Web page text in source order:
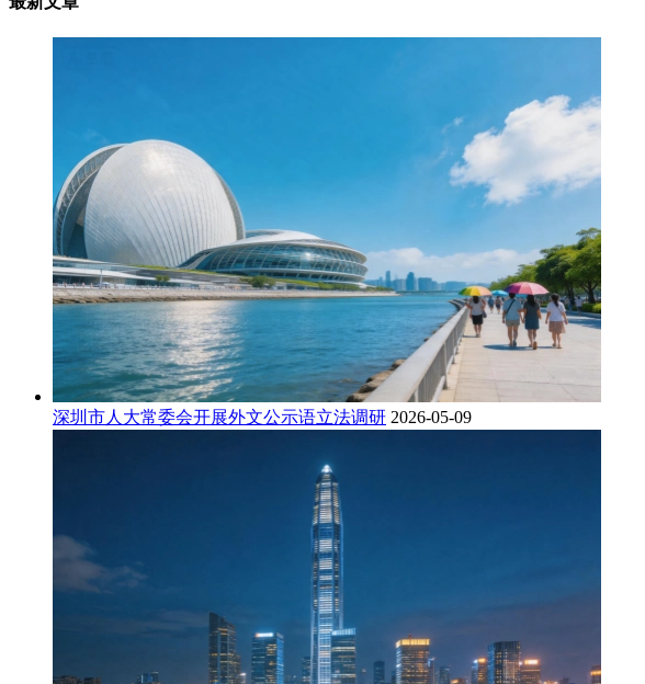
深圳市人大常委会开展外文公示语立法调研 2026-05-09